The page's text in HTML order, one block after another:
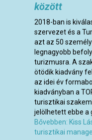
között
2018-ban is
szervezet és a
azt az 50
legnagyobb
turizmusra. A
ötödik kiadvány
az idei év
kiadványban a
turisztikai
jelölhetett ebbe a
Bővebben: Kiss
turisztikai